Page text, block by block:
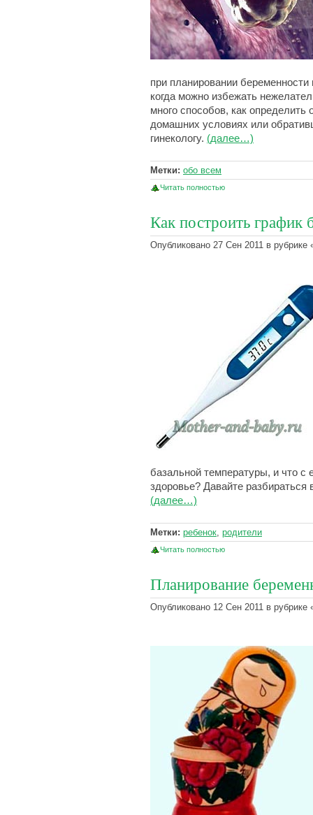
при планировании
когда можно избежать
много способов, как
домашних условиях или
гинекологу. (далее…)
Метки: обо всем
Читать полностью
Как построить график
Опубликовано 27 Сен 2011 в рубрике
базальной температуры, и что
здоровье? Давайте
(далее…)
Метки: ребенок, родители
Читать полностью
Планирование
Опубликовано 12 Сен 2011 в рубрике